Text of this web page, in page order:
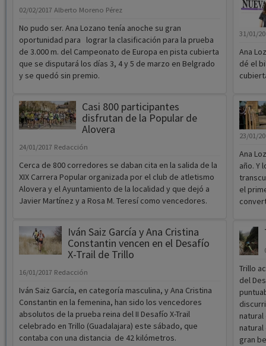
02/02/2017 Alberto Moreno Pérez
No pudo ser. Ana Lozano tenía anoche su gran
oportunidad para lograr la clasificación para la prueba
de 3.000 m. del Campeonato de Europa en pista cubierta
que se disputará los días 3, 4 y 5 de marzo en Belgrado
y se quedó sin premio.
Casi 800 participantes
disfrutan de la Popular de
Alovera
24/01/2017 Redacción
Cerca de 800 corredores se daban cita en la salida de la
XIX Carrera Popular organizada por el club de atletismo
Alovera y el Ayuntamiento de la localidad y que dejó a
Javier Martínez y a Rosa M. Teresí como vencedores.
Iván Saiz García y Ana Cristina
Constantin vencen en el Desafío
X-Trail de Trillo
16/01/2017 Redacción
Iván Saiz García, en categoría masculina, y Ana Cristina
Constantin en la femenina, han sido los vencedores
absolutos de la prueba reina del II Desafío X-Trail
celebrado en Trillo (Guadalajara) este sábado, que
contaba con una distancia de 42 kilómetros.
31/01/
Ana
dé el
23/01/
Ana
año. Y
el
Trillo
del
natural
gran